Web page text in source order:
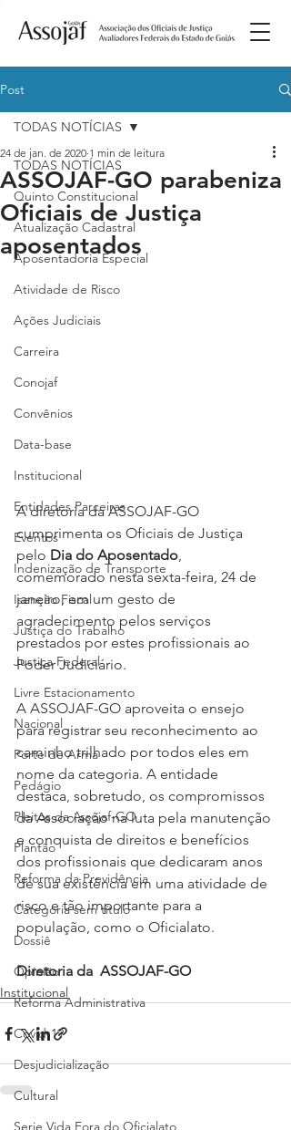
Post
TODAS NOTÍCIAS
Quinto Constitucional
Atualização Cadastral
Aposentadoria Especial
Atividade de Risco
Ações Judiciais
Carreira
Conojaf
Convênios
Data-base
Institucional
Entidades Parceiras
Eventos
Indenização de Transporte
Isenção Fiscal
Justiça do Trabalho
Justiça Federal
Livre Estacionamento
Nacional
Porte de Arma
Pedágio
Pleitos da Assojaf-GO
Plantão
Reforma da Previdência
Categoria sem título
Dossiê
Opinião
Reforma Administrativa
Covid-19
Desjudicialização
Cultural
Serie Vida Fora do Oficialato
TODAS NOTÍCIAS
ASSOJAF-GO parabeniza
Oficiais de Justiça
aposentados
24 de jan. de 2020 1 min de leitura
A diretoria da ASSOJAF-GO
cumprimenta os Oficiais de Justiça
pelo Dia do Aposentado,
comemorado nesta sexta-feira, 24 de
janeiro, em um gesto de
agradecimento pelos serviços
prestados por estes profissionais ao
Poder Judiciário.
A ASSOJAF-GO aproveita o ensejo
para registrar seu reconhecimento ao
caminho trilhado por todos eles em
nome da categoria. A entidade
destaca, sobretudo, os compromissos
da Associação na luta pela manutenção
e conquista de direitos e benefícios
dos profissionais que dedicaram anos
de sua existência em uma atividade de
risco e tão importante para a
população, como o Oficialato.
Diretoria da  ASSOJAF-GO
Institucional